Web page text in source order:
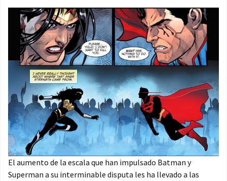
El aumento de la escala que han impulsado Batman y
Superman a su interminable disputa les ha llevado a las